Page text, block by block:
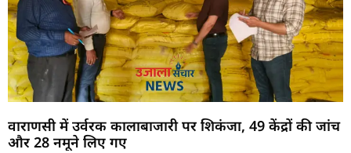
वाराणसी में उर्वरक कालाबाजारी पर शिकंजा, 49 केंद्रों की जांच
और 28 नमूने लिए गए